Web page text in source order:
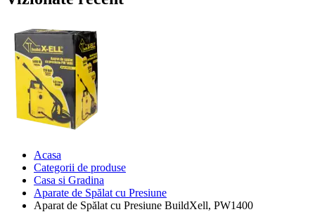
Acasa
Categorii de produse
Casa si Gradina
Aparate de Spălat cu Presiune
Aparat de Spălat cu Presiune BuildXell, PW1400